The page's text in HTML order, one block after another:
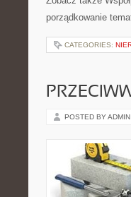
porządkowanie
CATEGORIES:
POSTED BY ADMIN